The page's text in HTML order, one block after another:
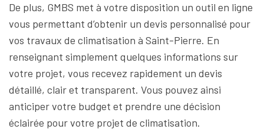
De plus, GMBS met à votre disposition un outil en ligne
vous permettant d’obtenir un devis personnalisé pour
vos travaux de climatisation à Saint-Pierre. En
renseignant simplement quelques informations sur
votre projet, vous recevez rapidement un devis
détaillé, clair et transparent. Vous pouvez ainsi
anticiper votre budget et prendre une décision
éclairée pour votre projet de climatisation.